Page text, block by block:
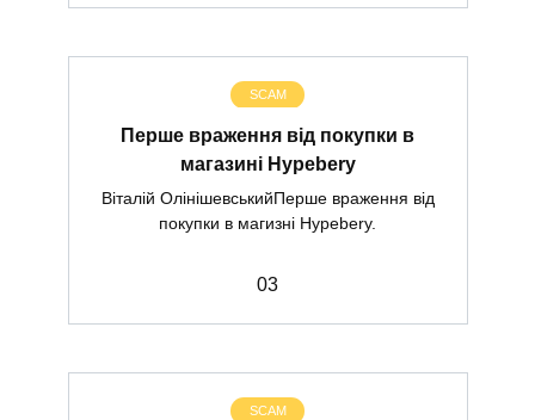
SCAM
Перше враження від покупки в
магазині Hypebery
Віталій ОлінішевськийПерше враження від
покупки в магизні Hypebery.
03
SCAM